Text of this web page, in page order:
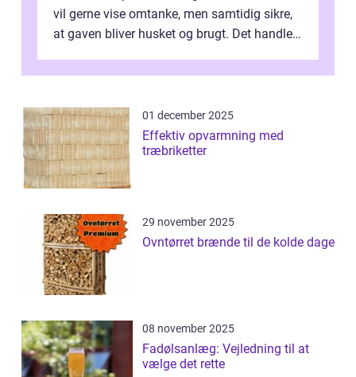
vil gerne vise omtanke, men samtidig sikre,
at gaven bliver husket og brugt. Det handler
01 december 2025
Effektiv opvarmning med
træbriketter
29 november 2025
Ovntørret brænde til de kolde dage
08 november 2025
Fadølsanlæg: Vejledning til at
vælge det rette